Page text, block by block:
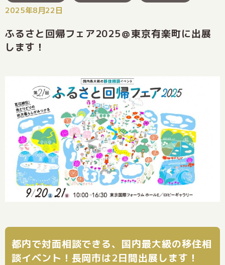
2025年8月22日
ふるさと回帰フェア2025＠東京有楽町に出展
します！
都内で対面相談できる、国内最大級の移住相
談イベント！長岡市は2日間出展します！